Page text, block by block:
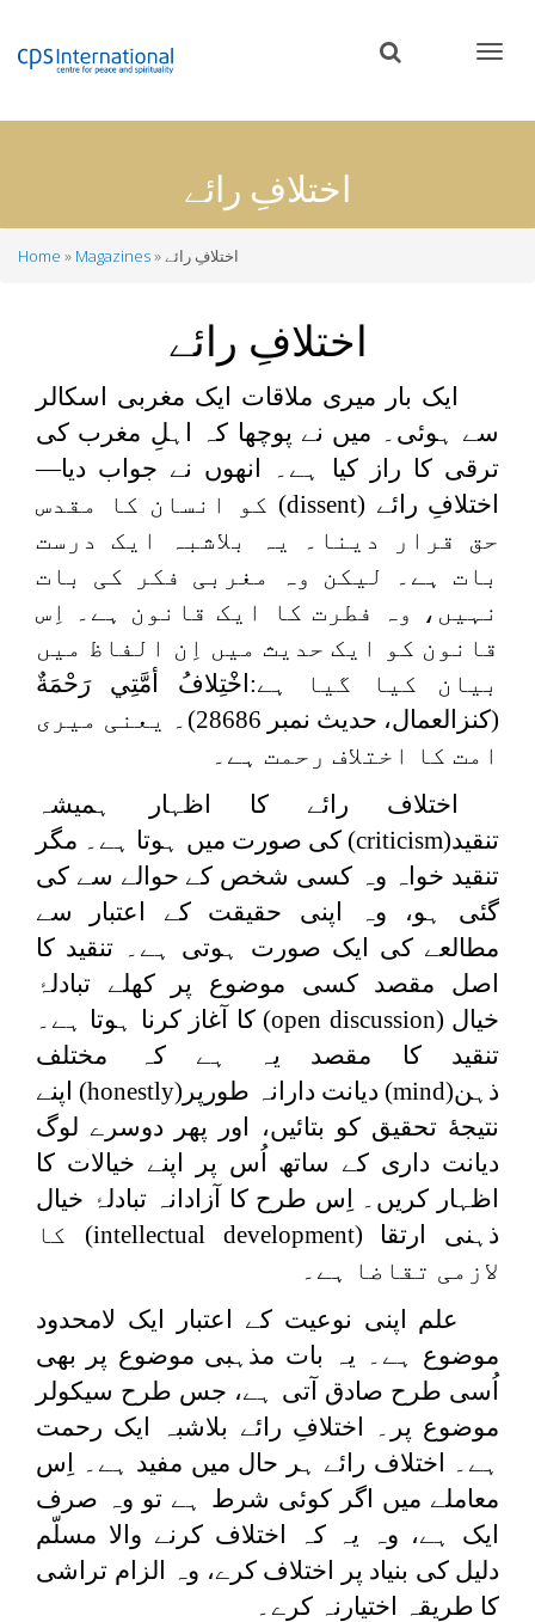
content
اختلافِ رائے
Home Magazines اختلافِ رائے
اختلافِ رائے
ایک بار میری ملاقات ایک مغربی اسکالر
سے ہوئی۔ میں نے پوچھا کہ اہلِ مغرب کی
ترقی کا راز کیا ہے۔ انھوں نے جواب دیا—
اختلافِ رائے (dissent) کو انسان کا مقدس
حق قرار دینا۔ یہ بلاشبہ ایک درست
بات ہے۔ لیکن وہ مغربی فکر کی بات
نہیں، وہ فطرت کا ایک قانون ہے۔ اِس
قانون کو ایک حدیث میں اِن الفاظ میں
بیان کیا گیا ہے: اخْتِلافُ ‌أمَّتِي رَحْمَةٌ
(کنزالعمال، حدیث نمبر 28686)۔ یعنی میری
امت کا اختلاف رحمت ہے۔
اختلاف رائے کا اظہار ہمیشہ
تنقید(criticism)کی صورت میں ہوتا ہے۔ مگر
تنقید خواہ وہ کسی شخص کے حوالے سے کی
گئی ہو، وہ اپنی حقیقت کے اعتبار سے
مطالعے کی ایک صورت ہوتی ہے۔ تنقید کا
اصل مقصد کسی موضوع پر کھلے تبادلۂ
خیال (open discussion)کا آغاز کرنا ہوتا ہے۔
تنقید کا مقصد یہ ہے کہ مختلف
ذہن(mind) دیانت دارانہ طورپر (honestly) اپنے
نتیجهٔ تحقیق کو بتائیں، اور پھر دوسرے لوگ
دیانت داری کے ساتھ اُس پر اپنے خیالات کا
اظہار کریں۔ اِس طرح کا آزادانہ تبادلۂ خیال
ذہنی ارتقا (intellectual development) کا
لازمی تقاضا ہے۔
علم اپنی نوعیت کے اعتبار ایک لامحدود
موضوع ہے۔ یہ بات مذہبی موضوع پر بھی
اُسی طرح صادق آتی ہے، جس طرح سیکولر
موضوع پر۔ اختلافِ رائے بلاشبہ ایک رحمت
ہے۔ اختلاف رائے ہر حال میں مفید ہے۔ اِس
معاملے میں اگر کوئی شرط ہے تو وہ صرف
ایک ہے، وہ یہ کہ اختلاف کرنے والا مسلّم
دلیل کی بنیاد پر اختلاف کرے، وہ الزام تراشی
کا طریقہ اختیارنہ کرے۔